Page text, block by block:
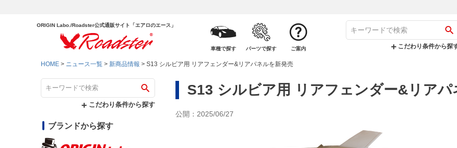
ORIGIN Labo./Roadster公式通販サイト「エアロのエース」
車種で探す パーツで探す ご案内 こだわり条件から探
HOME ニュース一覧 新商品情報 S13 シルビア用 リアフェンダー&リアパネルを新発売
こだわり条件から探す
ブランドから探す
S13 シルビア用 リアフェンダー&リアパ
公開：2025/06/27